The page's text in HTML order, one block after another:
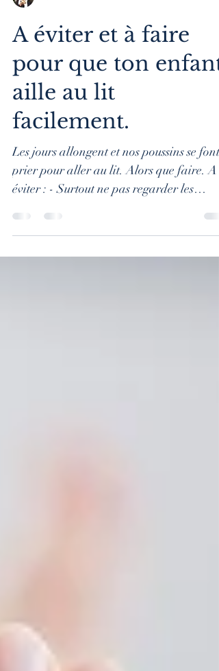
Nanou Hub
A éviter et à faire
pour que ton enfant
aille au lit
facilement.
Les jours allongent et nos poussins se font
prier pour aller au lit. Alors que faire. A
éviter : - Surtout ne pas regarder les
nouvelles...